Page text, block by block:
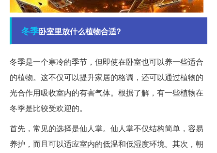
冬季卧室里放什么植物合适?
冬季是一个寒冷的季节，但即使在卧室也可以养一些适合
的植物。这不仅可以提升家居的格调，还可以通过植物的
光合作用吸收室内的有害气体。根据了解，有一些植物在
冬季是比较受欢迎的。
首先，常见的选择是仙人掌。仙人掌不仅结构简单，容易
养护，而且可以适应室内的低温和低湿度环境。其次，朝